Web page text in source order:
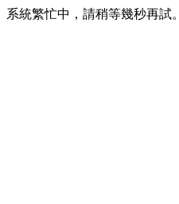
系統繁忙中，請稍等幾秒再試。